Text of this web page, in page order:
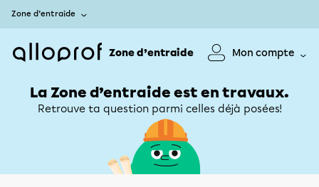
Zone d’entraide
Zone d’entraide Mon compte
La Zone d’entraide est en travaux.
Retrouve ta question parmi celles déjà posées!